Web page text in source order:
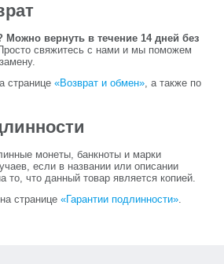
Можно вернуть в течение 14 дней без
свяжитесь с нами и мы поможем
странице «Возврат и обмен», а также по
монеты, банкноты и марки
если в названии или описании
то, что данный товар является копией.
странице «Гарантии подлинности».